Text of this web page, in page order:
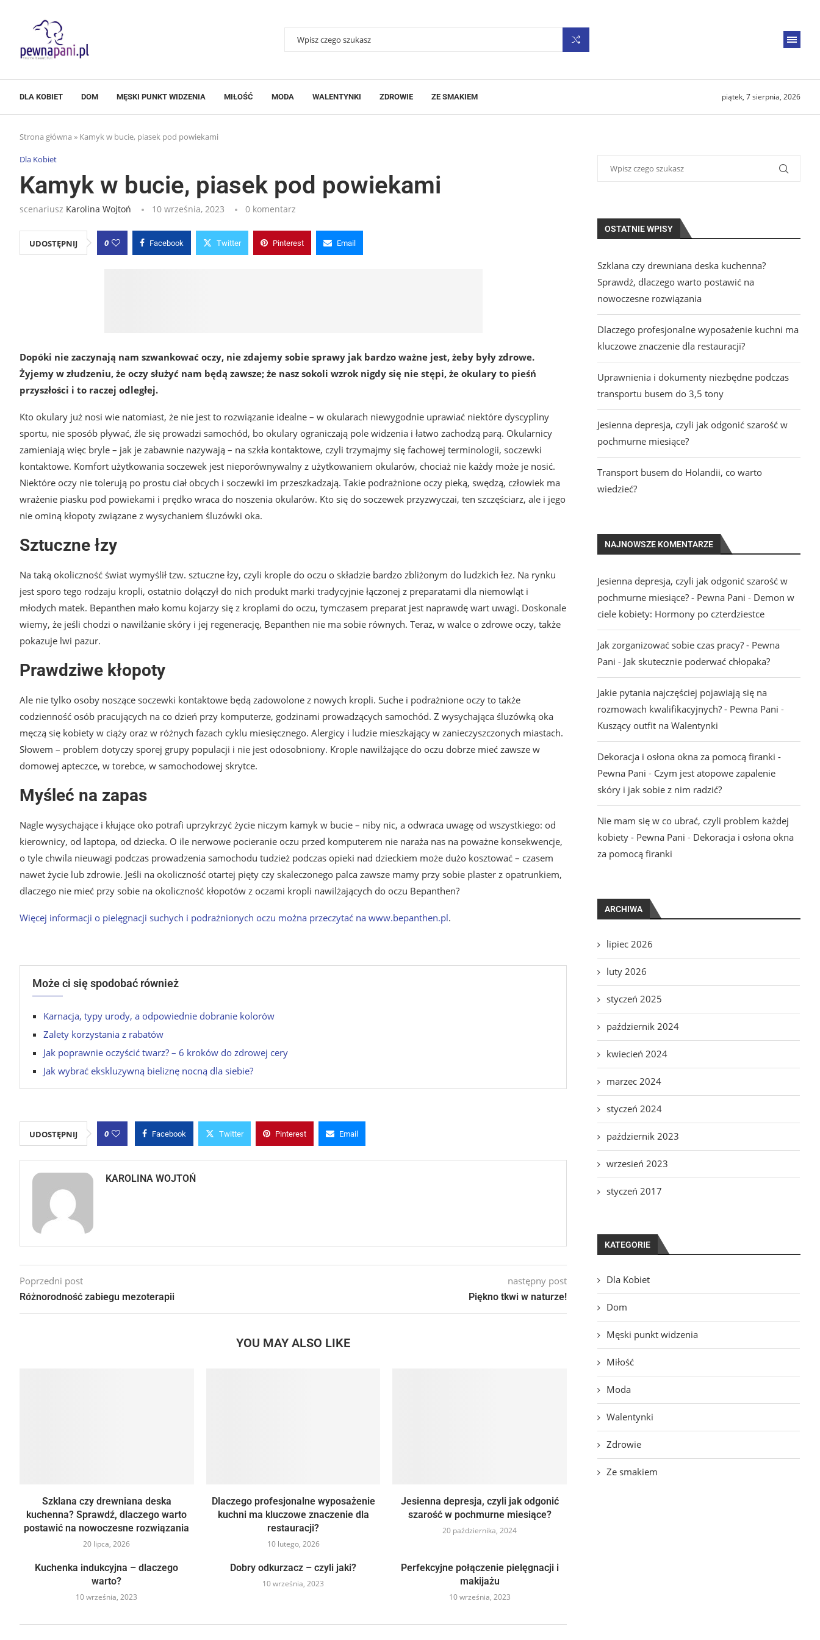
DLA KOBIET DOM MĘSKI PUNKT WIDZENIA MIŁOŚĆ MODA WALENTYNKI ZDROWIE ZE SMAKIEM piątek, 7 sierpnia, 2026
Strona główna » Kamyk w bucie, piasek pod powiekami
Dla Kobiet
Kamyk w bucie, piasek pod powiekami
scenariusz Karolina Wojtoń 10 września, 2023 0 komentarz
UDOSTĘPNIJ 0 Facebook Twitter Pinterest Email
Dopóki nie zaczynają nam szwankować oczy, nie zdajemy sobie sprawy jak bardzo ważne jest, żeby były zdrowe.
Żyjemy w złudzeniu, że oczy służyć nam będą zawsze; że nasz sokoli wzrok nigdy się nie stępi, że okulary to pieśń
przyszłości i to raczej odległej.
Kto okulary już nosi wie natomiast, że nie jest to rozwiązanie idealne – w okularach niewygodnie uprawiać niektóre dyscypliny
sportu, nie sposób pływać, źle się prowadzi samochód, bo okulary ograniczają pole widzenia i łatwo zachodzą parą. Okularnicy
zamieniają więc bryle – jak je zabawnie nazywają – na szkła kontaktowe, czyli trzymajmy się fachowej terminologii, soczewki
kontaktowe. Komfort użytkowania soczewek jest nieporównywalny z użytkowaniem okularów, chociaż nie każdy może je nosić.
Niektóre oczy nie tolerują po prostu ciał obcych i soczewki im przeszkadzają. Takie podrażnione oczy pieką, swędzą, człowiek ma
wrażenie piasku pod powiekami i prędko wraca do noszenia okularów. Kto się do soczewek przyzwyczai, ten szczęściarz, ale i jego
nie ominą kłopoty związane z wysychaniem śluzówki oka.
Sztuczne łzy
Na taką okoliczność świat wymyślił tzw. sztuczne łzy, czyli krople do oczu o składzie bardzo zbliżonym do ludzkich łez. Na rynku
jest sporo tego rodzaju kropli, ostatnio dołączył do nich produkt marki tradycyjnie łączonej z preparatami dla niemowląt i
młodych matek. Bepanthen mało komu kojarzy się z kroplami do oczu, tymczasem preparat jest naprawdę wart uwagi. Doskonale
wiemy, że jeśli chodzi o nawilżanie skóry i jej regenerację, Bepanthen nie ma sobie równych. Teraz, w walce o zdrowe oczy, także
pokazuje lwi pazur.
Prawdziwe kłopoty
Ale nie tylko osoby noszące soczewki kontaktowe będą zadowolone z nowych kropli. Suche i podrażnione oczy to także
codzienność osób pracujących na co dzień przy komputerze, godzinami prowadzących samochód. Z wysychająca śluzówką oka
męczą się kobiety w ciąży oraz w różnych fazach cyklu miesięcznego. Alergicy i ludzie mieszkający w zanieczyszczonych miastach.
Słowem – problem dotyczy sporej grupy populacji i nie jest odosobniony. Krople nawilżające do oczu dobrze mieć zawsze w
domowej apteczce, w torebce, w samochodowej skrytce.
Myśleć na zapas
Nagle wysychające i kłujące oko potrafi uprzykrzyć życie niczym kamyk w bucie – niby nic, a odwraca uwagę od wszystkiego: od
kierownicy, od laptopa, od dziecka. O ile nerwowe pocieranie oczu przed komputerem nie naraża nas na poważne konsekwencje,
o tyle chwila nieuwagi podczas prowadzenia samochodu tudzież podczas opieki nad dzieckiem może dużo kosztować – czasem
nawet życie lub zdrowie. Jeśli na okoliczność otartej pięty czy skaleczonego palca zawsze mamy przy sobie plaster z opatrunkiem,
dlaczego nie mieć przy sobie na okoliczność kłopotów z oczami kropli nawilżających do oczu Bepanthen?
Więcej informacji o pielęgnacji suchych i podrażnionych oczu można przeczytać na www.bepanthen.pl.
Może ci się spodobać również
Karnacja, typy urody, a odpowiednie dobranie kolorów
Zalety korzystania z rabatów
Jak poprawnie oczyścić twarz? – 6 kroków do zdrowej cery
Jak wybrać ekskluzywną bieliznę nocną dla siebie?
UDOSTĘPNIJ 0 Facebook Twitter Pinterest Email
KAROLINA WOJTOŃ
Poprzedni post
Różnorodność zabiegu mezoterapii
następny post
Piękno tkwi w naturze!
YOU MAY ALSO LIKE
Szklana czy drewniana deska
kuchenna? Sprawdź, dlaczego warto
postawić na nowoczesne rozwiązania
20 lipca, 2026
Dlaczego profesjonalne wyposażenie
kuchni ma kluczowe znaczenie dla
restauracji?
10 lutego, 2026
Jesienna depresja, czyli jak odgonić
szarość w pochmurne miesiące?
20 października, 2024
Kuchenka indukcyjna – dlaczego
warto?
10 września, 2023
Dobry odkurzacz – czyli jaki?
10 września, 2023
Perfekcyjne połączenie pielęgnacji i
makijażu
10 września, 2023
OSTATNIE WPISY
Szklana czy drewniana deska kuchenna?
Sprawdź, dlaczego warto postawić na
nowoczesne rozwiązania
Dlaczego profesjonalne wyposażenie kuchni ma
kluczowe znaczenie dla restauracji?
Uprawnienia i dokumenty niezbędne podczas
transportu busem do 3,5 tony
Jesienna depresja, czyli jak odgonić szarość w
pochmurne miesiące?
Transport busem do Holandii, co warto
wiedzieć?
NAJNOWSZE KOMENTARZE
Jesienna depresja, czyli jak odgonić szarość w
pochmurne miesiące? - Pewna Pani - Demon w
ciele kobiety: Hormony po czterdziestce
Jak zorganizować sobie czas pracy? - Pewna
Pani - Jak skutecznie poderwać chłopaka?
Jakie pytania najczęściej pojawiają się na
rozmowach kwalifikacyjnych? - Pewna Pani -
Kuszący outfit na Walentynki
Dekoracja i osłona okna za pomocą firanki -
Pewna Pani - Czym jest atopowe zapalenie
skóry i jak sobie z nim radzić?
Nie mam się w co ubrać, czyli problem każdej
kobiety - Pewna Pani - Dekoracja i osłona okna
za pomocą firanki
ARCHIWA
lipiec 2026
luty 2026
styczeń 2025
październik 2024
kwiecień 2024
marzec 2024
styczeń 2024
październik 2023
wrzesień 2023
styczeń 2017
KATEGORIE
Dla Kobiet
Dom
Męski punkt widzenia
Miłość
Moda
Walentynki
Zdrowie
Ze smakiem